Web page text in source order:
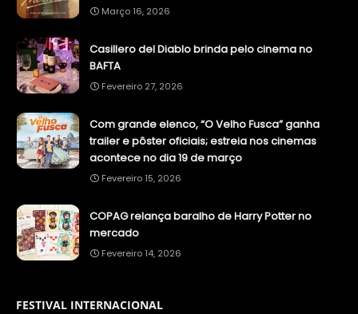
Março 16, 2026
Casillero del Diablo brinda pelo cinema no
BAFTA
Fevereiro 27, 2026
Com grande elenco, “O Velho Fusca” ganha
trailer e pôster oficiais; estreia nos cinemas
acontece no dia 19 de março
Fevereiro 15, 2026
COPAG relança baralho de Harry Potter no
mercado
Fevereiro 14, 2026
FESTIVAL INTERNACIONAL